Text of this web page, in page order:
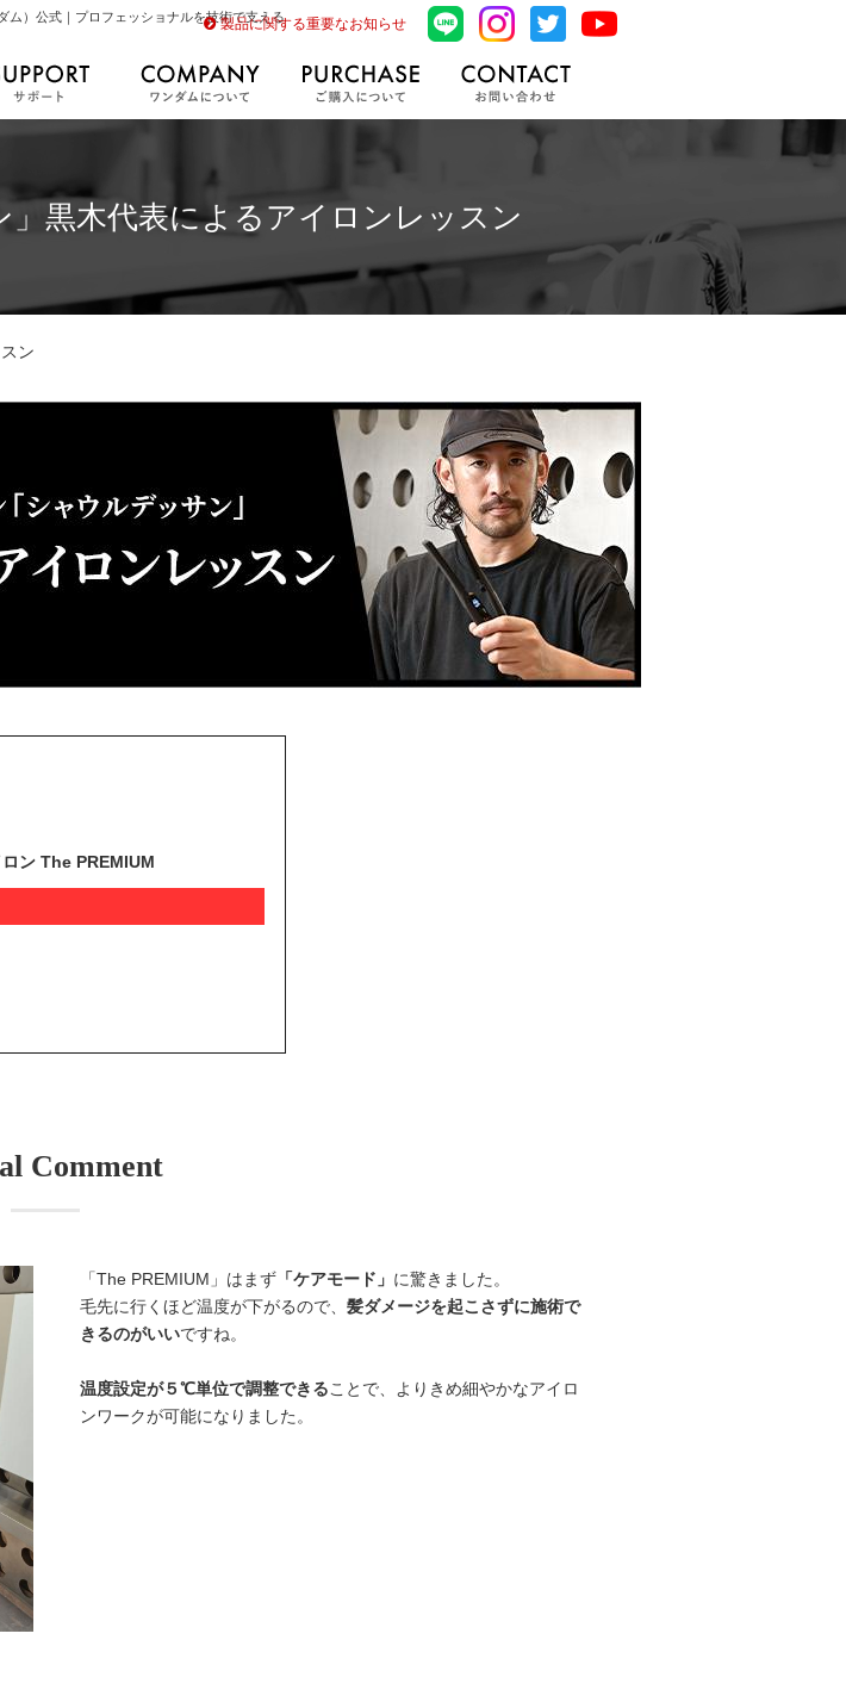
ム）公式｜プロフェッショナルを技術で支える製品に関する重要なお知らせ
黒木代表によるアイロンレッスン
ン
ン The PREMIUM
Comment
「The PREMIUM」はまず「ケアモード」 に驚きました。
毛先に行くほど温度が下がるので、 髪ダメージを起こさずに施術で
きるのがいいですね。
温度設定が５℃単位で調整できることで、よりきめ細やかなアイロ
ンワークが可能になりました。